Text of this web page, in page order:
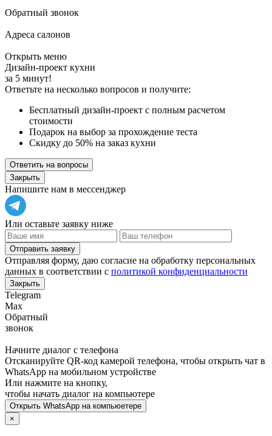
Обратный звонок
Адреса салонов
Открыть меню
Дизайн-проект кухни
за 5 минут!
Ответьте на несколько вопросов и получите:
Бесплатный дизайн-проект с полным расчетом
стоимости
Подарок на выбор за прохождение теста
Скидку до 50% на заказ кухни
Ответить на вопросы
Закрыть
Напишите нам в мессенджер
Или оставьте заявку ниже
Отправить заявку
Отправляя форму, даю согласие на обработку персональных
данных в соответствии с политикой конфиденциальности
Закрыть
Telegram
Max
Обратный
звонок
Начните диалог с телефона
Отсканируйте QR-код камерой телефона, чтобы открыть чат в
WhatsApp на мобильном устройстве
Или нажмите на кнопку,
чтобы начать диалог на компьютере
Открыть WhatsApp на компьюетере
×